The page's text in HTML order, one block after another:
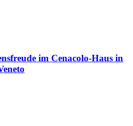
im Cenacolo-Haus in